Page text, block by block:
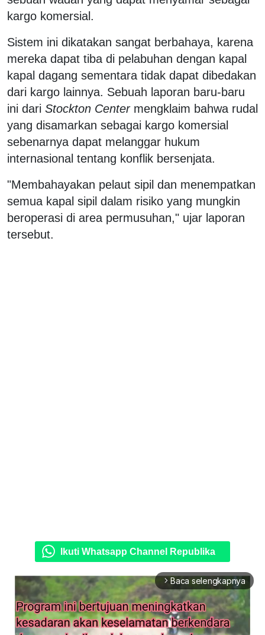
kargo komersial.
Sistem ini dikatakan sangat berbahaya, karena
mereka dapat tiba di pelabuhan dengan kapal
kapal dagang sementara tidak dapat dibedakan
dari kargo lainnya. Sebuah laporan baru-baru
ini dari Stockton Centermengklaim bahwa rudal
yang disamarkan sebagai kargo komersial
sebenarnya dapat melanggar hukum
internasional tentang konflik bersenjata.
"Membahayakan pelaut sipil dan menempatkan
semua kapal sipil dalam risiko yang mungkin
beroperasi di area permusuhan," ujar laporan
tersebut.
Ikuti Whatsapp Channel Republika
arrow_forward_ios Baca selengkapnya